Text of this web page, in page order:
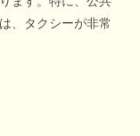
、タクシーが非常